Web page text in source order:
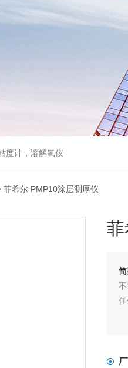
度计，溶解氧仪
菲希尔 PMP10涂层测厚仪